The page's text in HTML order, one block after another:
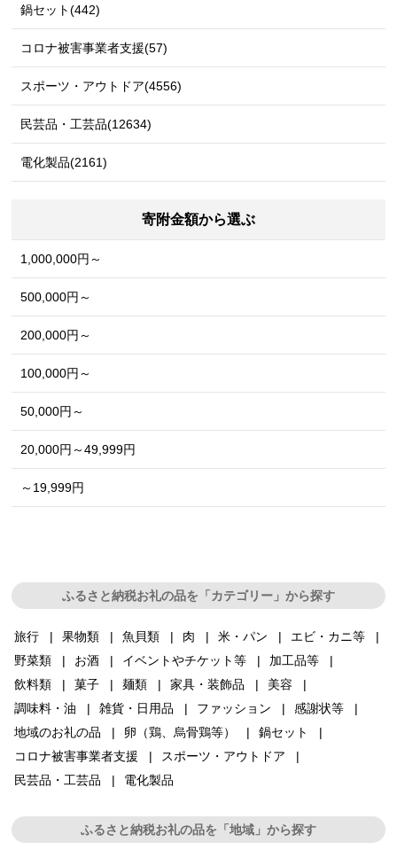
鍋セット(442)
コロナ被害事業者支援(57)
スポーツ・アウトドア(4556)
民芸品・工芸品(12634)
電化製品(2161)
寄附金額から選ぶ
1,000,000円～
500,000円～
200,000円～
100,000円～
50,000円～
20,000円～49,999円
～19,999円
ふるさと納税お礼の品を「カテゴリー」から探す
旅行 果物類 魚貝類 肉 米・パン
エビ・カニ等
野菜類
お酒 イベントやチケット等
加工品等
飲料類
菓子 麺類 家具・装飾品
美容
調味料・油
雑貨・日用品 ファッション
感謝状等
地域のお礼の品
卵（鶏、烏骨鶏等）
鍋セット
コロナ被害事業者支援
スポーツ・アウトドア
民芸品・工芸品
電化製品
ふるさと納税お礼の品を「地域」から探す